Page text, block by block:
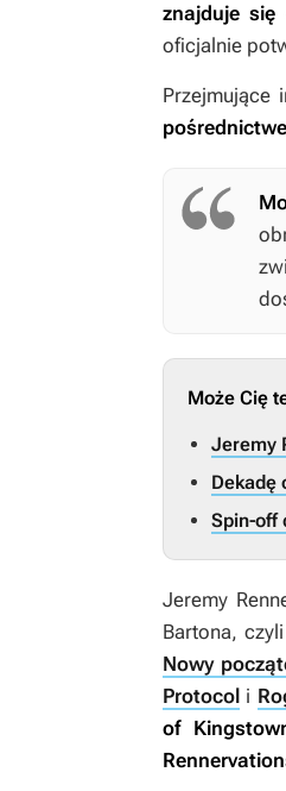
znajduje się
oficjalnie
Przejmujące
Może Cię
Jeremy
Dekadę
Spin-off
Jeremy
Bartona,
Nowy
Protocol i
of